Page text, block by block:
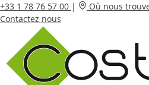
+33 1 78 76 57 00 | Où nous
Contactez nous